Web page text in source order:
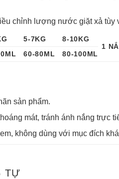
chỉnh lượng nước giặt xả tùy
5-7KG
8-10KG
1
60-80ML 80-100ML
sản phẩm.
mát, tránh ánh nắng trực
không dùng với mục đích
TỰ